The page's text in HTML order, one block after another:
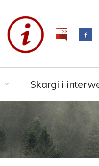
Skargi i